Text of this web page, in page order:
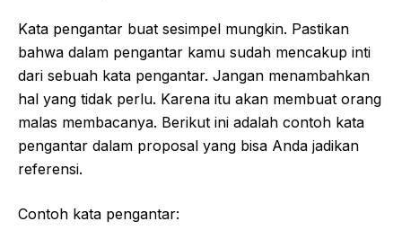
Kata pengantar buat sesimpel mungkin. Pastikan
bahwa dalam pengantar kamu sudah mencakup inti
dari sebuah kata pengantar. Jangan menambahkan
hal yang tidak perlu. Karena itu akan membuat orang
malas membacanya. Berikut ini adalah contoh kata
pengantar dalam proposal yang bisa Anda jadikan
referensi.
Contoh kata pengantar: